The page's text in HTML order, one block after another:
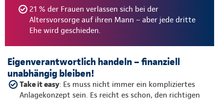
21 % der Frauen verlassen sich bei der
Altersvorsorge auf ihren Mann – aber jede dritte
Ehe wird geschieden.
Eigenverantwortlich handeln – finanziell
unabhängig bleiben!
Take it easy: Es muss nicht immer ein kompliziertes
Anlagekonzept sein. Es reicht es schon, den richtigen